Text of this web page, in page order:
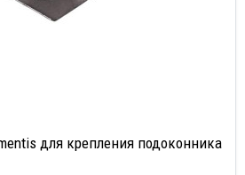
для крепления подоконника